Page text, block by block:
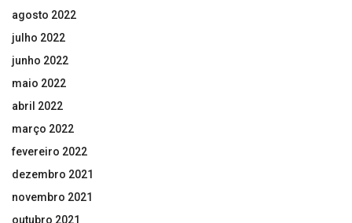
agosto 2022
julho 2022
junho 2022
maio 2022
abril 2022
março 2022
fevereiro 2022
dezembro 2021
novembro 2021
outubro 2021